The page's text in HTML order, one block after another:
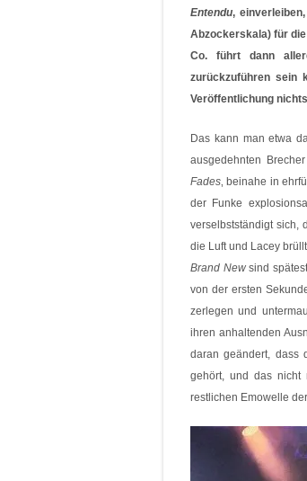
Entendu‚
Abzockerskala) für
Co. führt dann
zurückzuführen sein
Veröffentlichung
Das kann man etwa
ausgedehnten Brecher
Fades‚ beinahe in
der Funke
verselbstständigt sich,
die Luft und Lacey
Brand Newsind
von der ersten
zerlegen und
ihren anhaltenden
daran geändert, dass
gehört, und das nicht
restlichen Emowelle